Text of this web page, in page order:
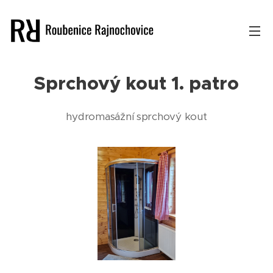
Sprchový kout 1. patro
hydromasážní sprchový kout